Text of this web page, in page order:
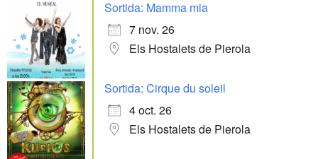
Sortida: Mamma mia
7 nov. 26
Els Hostalets de Pierola
Sortida: Cirque du soleil
4 oct. 26
Els Hostalets de Pierola